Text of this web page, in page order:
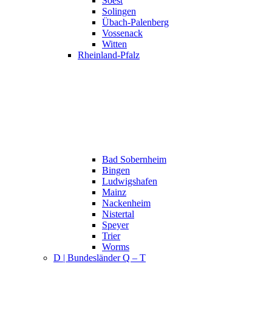
Solingen
Übach-Palenberg
Vossenack
Witten
Rheinland-Pfalz
Bad Sobernheim
Bingen
Ludwigshafen
Mainz
Nackenheim
Nistertal
Speyer
Trier
Worms
D | Bundesländer Q – T